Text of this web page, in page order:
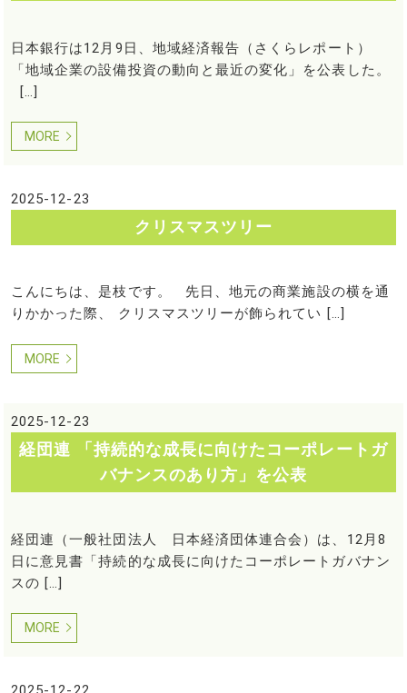
日本銀行は12月9日、地域経済報告（さくらレポート）
「地域企業の設備投資の動向と最近の変化」を公表した。
[…]
MORE
2025-12-23
クリスマスツリー
こんにちは、是枝です。 先日、地元の商業施設の横を通
りかかった際、 クリスマスツリーが飾られてい […]
MORE
2025-12-23
経団連 「持続的な成長に向けたコーポレートガ
バナンスのあり方」を公表
経団連（一般社団法人 日本経済団体連合会）は、12月8
日に意見書「持続的な成長に向けたコーポレートガバナン
スの […]
MORE